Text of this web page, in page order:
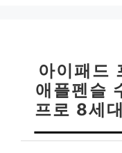
아이패드
애플펜슬
프로 8세